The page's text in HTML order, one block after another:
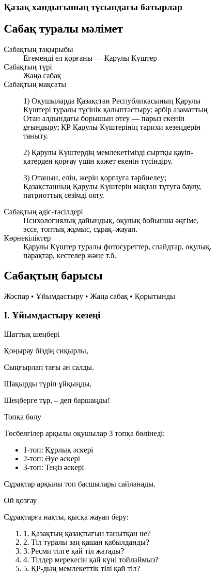
Қазақ хандығының тұсындағы батырлар
Сабақ туралы мәлімет
Сабақтың тақырыбы
Егеменді ел қорғаны — Қарулы Күштер
Сабақтың түрі
Жаңа сабақ
Сабақтың мақсаты
1) Оқушыларда Қазақстан Республикасының Қарулы
Күштері туралы түсінік қалыптастыру; әрбір азаматтың
Отан алдындағы борышын өтеу — парыз екенін
ұғындыру; ҚР Қарулы Күштерінің тарихи кезеңдерін
таныту.
2) Қарулы Күштердің мемлекетімізді сыртқы қауіп-
қатерден қорғау үшін қажет екенін түсіндіру.
3) Отанын, елін, жерін қорғауға тәрбиелеу;
Қазақстанның Қарулы Күштерін мақтан тұтуға баулу,
патриоттық сезімді ояту.
Сабақтың әдіс-тәсілдері
Психологиялық дайындық, оқулық бойынша әңгіме,
эссе, топтық жұмыс, сұрақ–жауап.
Көрнекіліктер
Қарулы Күштер туралы фотосуреттер, слайдтар, оқулық,
парақтар, кестелер және т.б.
Сабақтың барысы
Жоспар • Ұйымдастыру • Жаңа сабақ • Қорытынды
I. Ұйымдастыру кезеңі
Шаттық шеңбері
Қоңырау біздің сиқырлы,
Сыңғырлап тағы ән салды.
Шақырды түріп ұйқыңды,
Шеңберге тұр, – деп баршаңды!
Топқа бөлу
Төсбелгілер арқылы оқушылар 3 топқа бөлінеді:
1-топ: Құрлық әскері
2-топ: Әуе әскері
3-топ: Теңіз әскері
Сұрақтар арқылы топ басшылары сайланады.
Ой қозғау
Сұрақтарға нақты, қысқа жауап беру:
1. Қазақтың қазақтығын танытқан не?
2. Тіл туралы заң қашан қабылданды?
3. Ресми тілге қай тіл жатады?
4. Тілдер мерекесін қай күні тойлаймыз?
5. ҚР-дың мемлекеттік тілі қай тіл?